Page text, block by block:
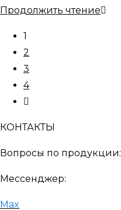
Продолжить чтениеРоль
1
2
3
4
Перейти
следующую
страницу
КОНТАКТЫ
Вопросы по продукции:
Мессенджер:
Max